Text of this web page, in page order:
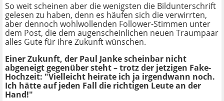
So weit scheinen aber die wenigsten die Bildunterschrift
gelesen zu haben, denn es häufen sich die verwirrten,
aber dennoch wohlwollenden Follower-Stimmen unter
dem Post, die dem augenscheinlichen neuen Traumpaar
alles Gute für ihre Zukunft wünschen.
Einer Zukunft, der Paul Janke scheinbar nicht
abgeneigt gegenüber steht – trotz der jetzigen Fake-
Hochzeit: "Vielleicht heirate ich ja irgendwann noch.
Ich hätte auf jeden Fall die richtigen Leute an der
Hand!"